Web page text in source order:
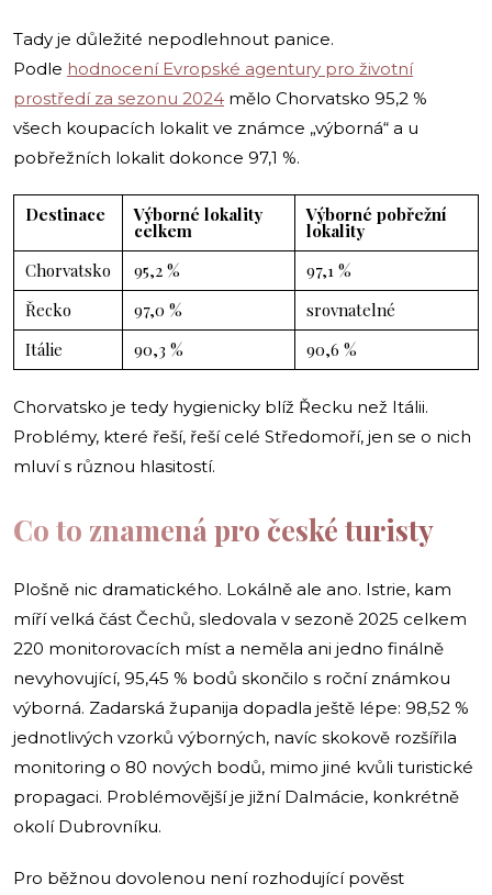
Tady je důležité nepodlehnout panice.
Podle hodnocení Evropské agentury pro životní
prostředí za sezonu 2024 mělo Chorvatsko 95,2 %
všech koupacích lokalit ve známce „výborná“ a u
pobřežních lokalit dokonce 97,1 %.
Destinace Výborné lokality
celkem
Výborné pobřežní
lokality
Chorvatsko
95,2 %
97,1 %
Řecko
97,0 %
srovnatelné
Itálie
90,3 % 90,6 %
Chorvatsko je tedy hygienicky blíž Řecku než Itálii.
Problémy, které řeší, řeší celé Středomoří, jen se o nich
mluví s různou hlasitostí.
Co to znamená pro české turisty
Plošně nic dramatického. Lokálně ale ano. Istrie, kam
míří velká část Čechů, sledovala v sezoně 2025 celkem
220 monitorovacích míst a neměla ani jedno finálně
nevyhovující, 95,45 % bodů skončilo s roční známkou
výborná. Zadarská županija dopadla ještě lépe: 98,52 %
jednotlivých vzorků výborných, navíc skokově rozšířila
monitoring o 80 nových bodů, mimo jiné kvůli turistické
propagaci. Problémovější je jižní Dalmácie, konkrétně
okolí Dubrovníku.
Pro běžnou dovolenou není rozhodující pověst